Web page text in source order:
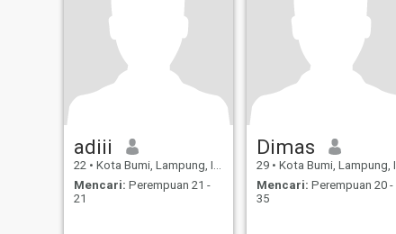
adiii
22 • Kota Bumi, Lampung, Indonesia
Mencari: Perempuan 21 -
21
Dimas
29 • Kota Bumi, Lampung, Indonesia
Mencari: Perempuan 20 -
35